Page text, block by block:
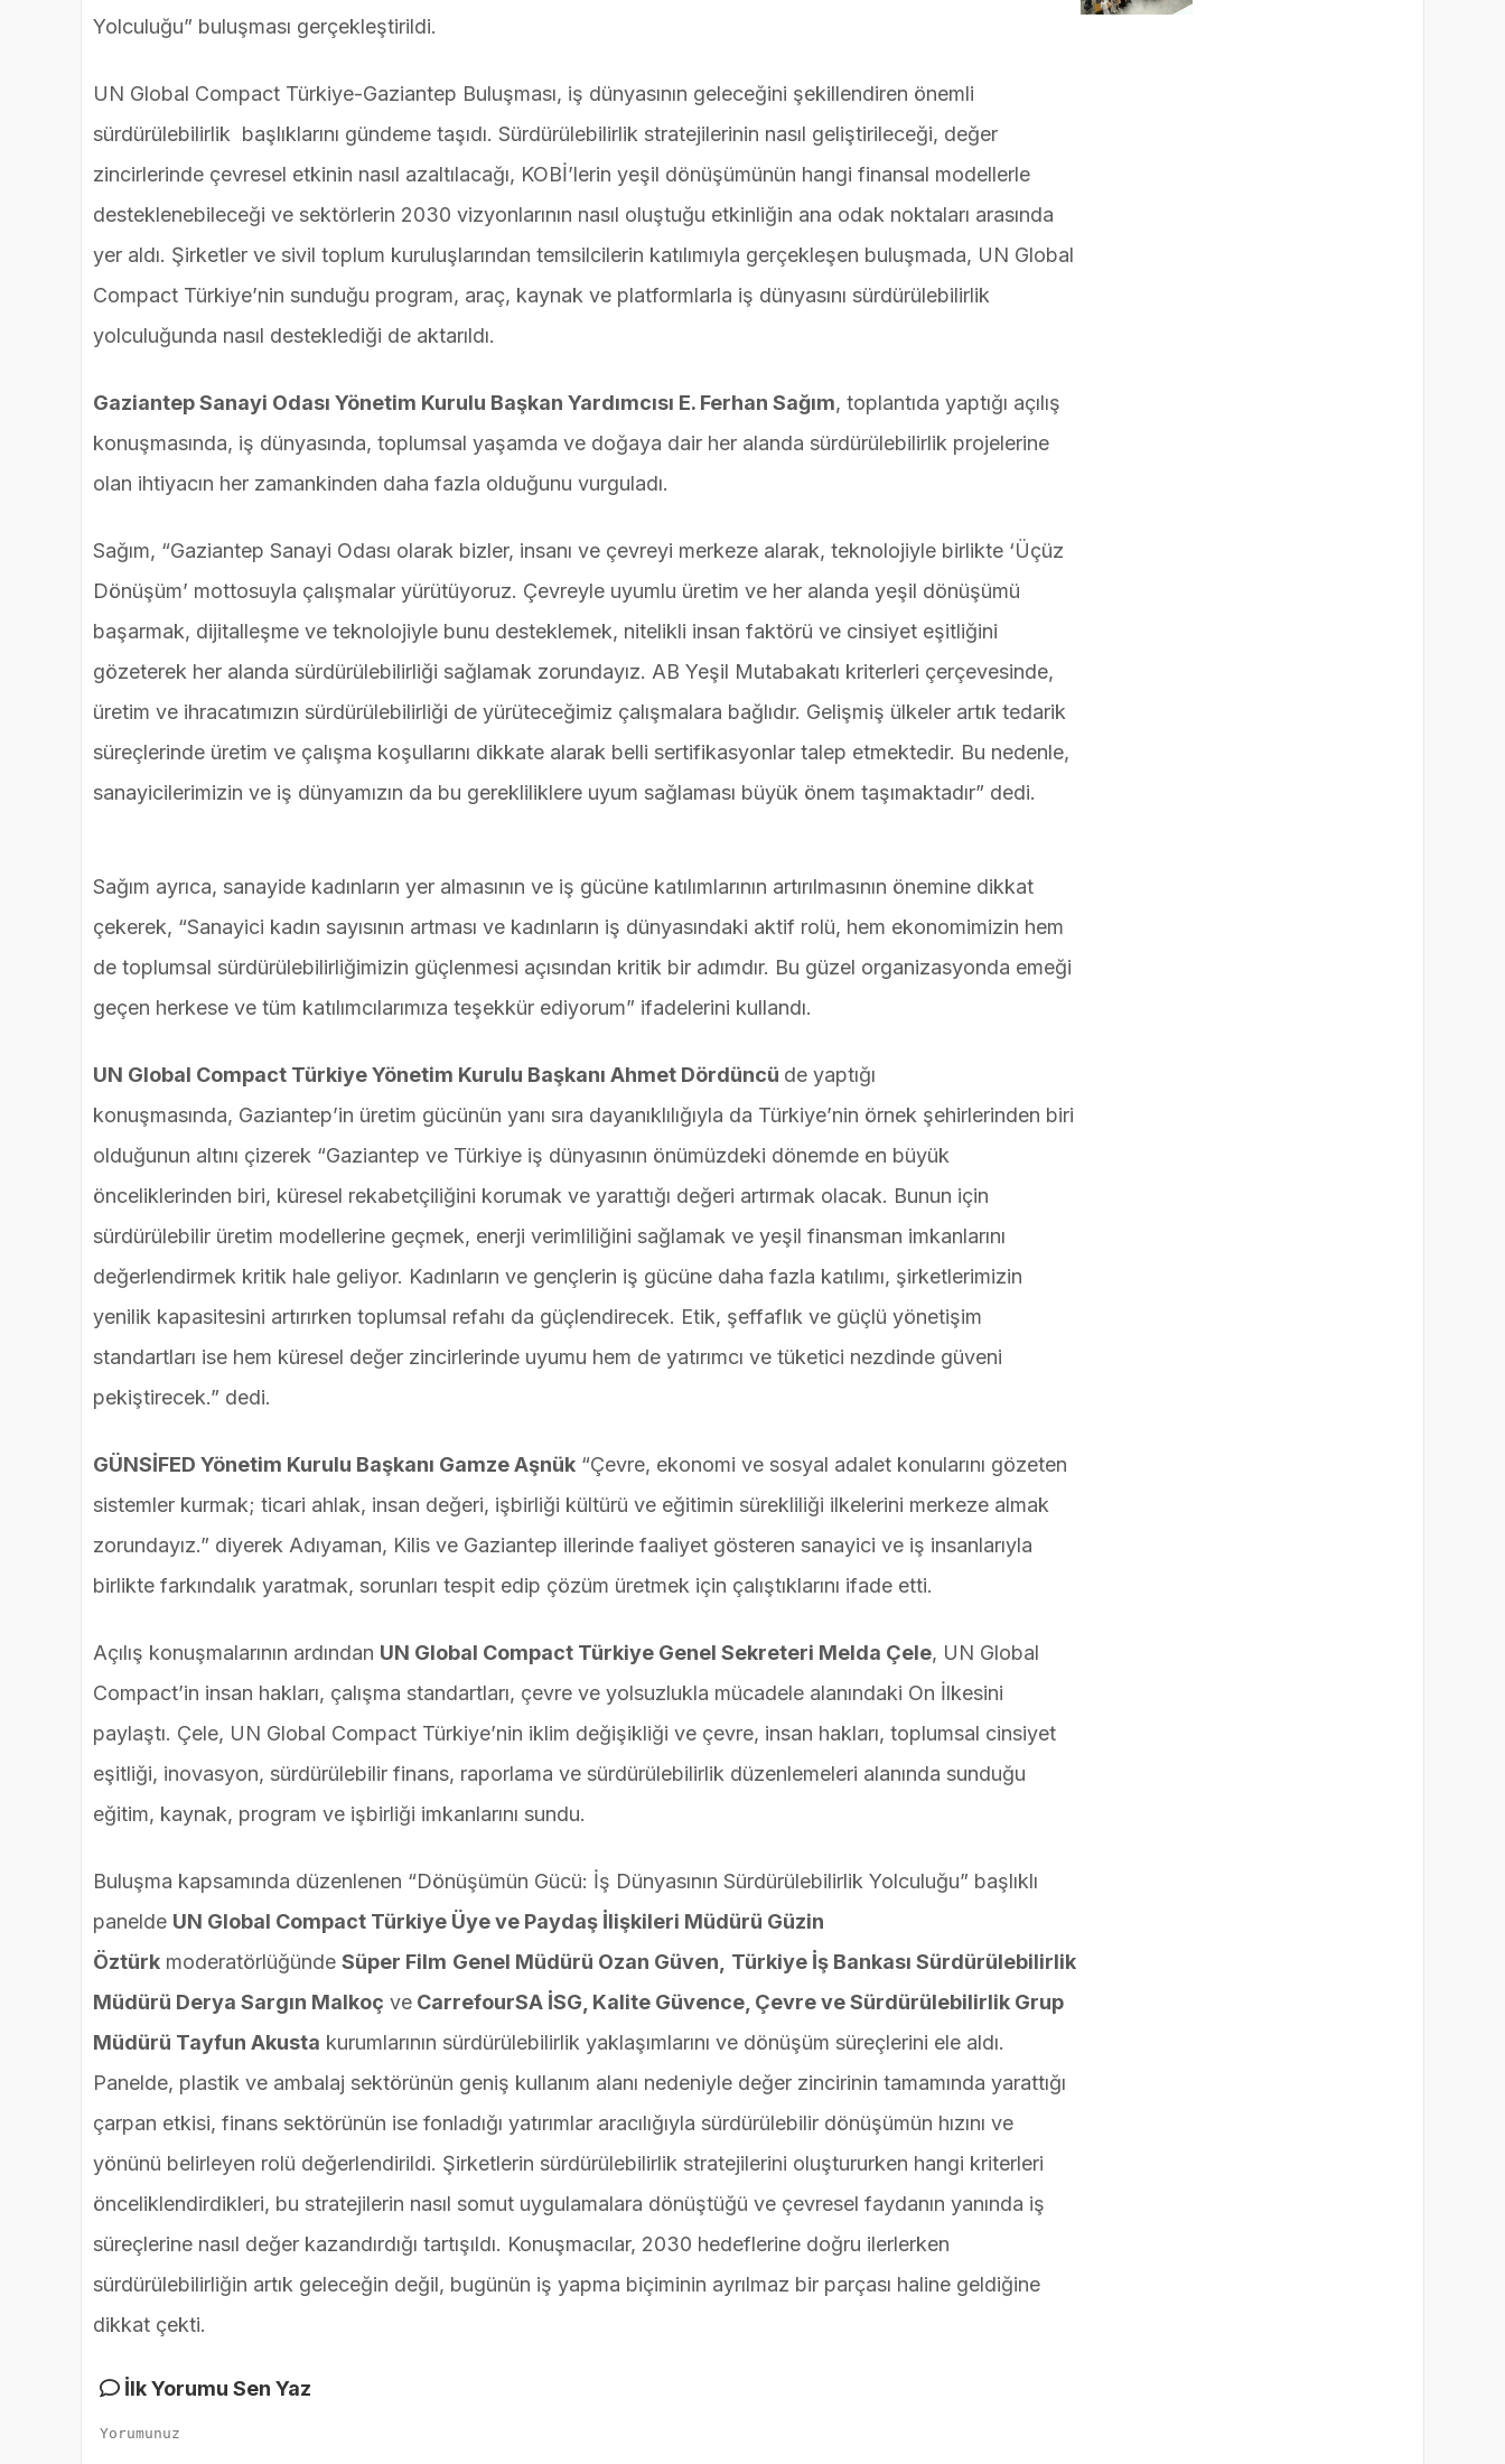
Yolculuğu” buluşması gerçekleştirildi.
UN Global Compact Türkiye-Gaziantep Buluşması, iş dünyasının geleceğini şekillendiren önemli
sürdürülebilirlik başlıklarını gündeme taşıdı. Sürdürülebilirlik stratejilerinin nasıl geliştirileceği, değer
zincirlerinde çevresel etkinin nasıl azaltılacağı, KOBİ’lerin yeşil dönüşümünün hangi finansal modellerle
desteklenebileceği ve sektörlerin 2030 vizyonlarının nasıl oluştuğu etkinliğin ana odak noktaları arasında
yer aldı. Şirketler ve sivil toplum kuruluşlarından temsilcilerin katılımıyla gerçekleşen buluşmada, UN Global
Compact Türkiye’nin sunduğu program, araç, kaynak ve platformlarla iş dünyasını sürdürülebilirlik
yolculuğunda nasıl desteklediği de aktarıldı.
Gaziantep Sanayi Odası Yönetim Kurulu Başkan Yardımcısı E. Ferhan Sağım, toplantıda yaptığı açılış
konuşmasında, iş dünyasında, toplumsal yaşamda ve doğaya dair her alanda sürdürülebilirlik projelerine
olan ihtiyacın her zamankinden daha fazla olduğunu vurguladı.
Sağım, “Gaziantep Sanayi Odası olarak bizler, insanı ve çevreyi merkeze alarak, teknolojiyle birlikte ‘Üçüz
Dönüşüm’ mottosuyla çalışmalar yürütüyoruz. Çevreyle uyumlu üretim ve her alanda yeşil dönüşümü
başarmak, dijitalleşme ve teknolojiyle bunu desteklemek, nitelikli insan faktörü ve cinsiyet eşitliğini
gözeterek her alanda sürdürülebilirliği sağlamak zorundayız. AB Yeşil Mutabakatı kriterleri çerçevesinde,
üretim ve ihracatımızın sürdürülebilirliği de yürüteceğimiz çalışmalara bağlıdır. Gelişmiş ülkeler artık tedarik
süreçlerinde üretim ve çalışma koşullarını dikkate alarak belli sertifikasyonlar talep etmektedir. Bu nedenle,
sanayicilerimizin ve iş dünyamızın da bu gerekliliklere uyum sağlaması büyük önem taşımaktadır” dedi.
Sağım ayrıca, sanayide kadınların yer almasının ve iş gücüne katılımlarının artırılmasının önemine dikkat
çekerek, “Sanayici kadın sayısının artması ve kadınların iş dünyasındaki aktif rolü, hem ekonomimizin hem
de toplumsal sürdürülebilirliğimizin güçlenmesi açısından kritik bir adımdır. Bu güzel organizasyonda emeği
geçen herkese ve tüm katılımcılarımıza teşekkür ediyorum” ifadelerini kullandı.
UN Global Compact Türkiye Yönetim Kurulu Başkanı Ahmet Dördüncü de yaptığı
konuşmasında, Gaziantep’in üretim gücünün yanı sıra dayanıklılığıyla da Türkiye’nin örnek şehirlerinden biri
olduğunun altını çizerek “Gaziantep ve Türkiye iş dünyasının önümüzdeki dönemde en büyük
önceliklerinden biri, küresel rekabetçiliğini korumak ve yarattığı değeri artırmak olacak. Bunun için
sürdürülebilir üretim modellerine geçmek, enerji verimliliğini sağlamak ve yeşil finansman imkanlarını
değerlendirmek kritik hale geliyor. Kadınların ve gençlerin iş gücüne daha fazla katılımı, şirketlerimizin
yenilik kapasitesini artırırken toplumsal refahı da güçlendirecek. Etik, şeffaflık ve güçlü yönetişim
standartları ise hem küresel değer zincirlerinde uyumu hem de yatırımcı ve tüketici nezdinde güveni
pekiştirecek.” dedi.
GÜNSİFED Yönetim Kurulu Başkanı Gamze Aşnük “Çevre, ekonomi ve sosyal adalet konularını gözeten
sistemler kurmak; ticari ahlak, insan değeri, işbirliği kültürü ve eğitimin sürekliliği ilkelerini merkeze almak
zorundayız.” diyerek Adıyaman, Kilis ve Gaziantep illerinde faaliyet gösteren sanayici ve iş insanlarıyla
birlikte farkındalık yaratmak, sorunları tespit edip çözüm üretmek için çalıştıklarını ifade etti.
Açılış konuşmalarının ardından UN Global Compact Türkiye Genel Sekreteri Melda Çele, UN Global
Compact’in insan hakları, çalışma standartları, çevre ve yolsuzlukla mücadele alanındaki On İlkesini
paylaştı. Çele, UN Global Compact Türkiye’nin iklim değişikliği ve çevre, insan hakları, toplumsal cinsiyet
eşitliği, inovasyon, sürdürülebilir finans, raporlama ve sürdürülebilirlik düzenlemeleri alanında sunduğu
eğitim, kaynak, program ve işbirliği imkanlarını sundu.
Buluşma kapsamında düzenlenen “Dönüşümün Gücü: İş Dünyasının Sürdürülebilirlik Yolculuğu” başlıklı
panelde UN Global Compact Türkiye Üye ve Paydaş İlişkileri Müdürü Güzin
Öztürk moderatörlüğünde Süper Film Genel Müdürü Ozan Güven, Türkiye İş Bankası Sürdürülebilirlik
Müdürü Derya Sargın Malkoç ve CarrefourSA İSG, Kalite Güvence, Çevre ve Sürdürülebilirlik Grup
Müdürü Tayfun Akusta kurumlarının sürdürülebilirlik yaklaşımlarını ve dönüşüm süreçlerini ele aldı.
Panelde, plastik ve ambalaj sektörünün geniş kullanım alanı nedeniyle değer zincirinin tamamında yarattığı
çarpan etkisi, finans sektörünün ise fonladığı yatırımlar aracılığıyla sürdürülebilir dönüşümün hızını ve
yönünü belirleyen rolü değerlendirildi. Şirketlerin sürdürülebilirlik stratejilerini oluştururken hangi kriterleri
önceliklendirdikleri, bu stratejilerin nasıl somut uygulamalara dönüştüğü ve çevresel faydanın yanında iş
süreçlerine nasıl değer kazandırdığı tartışıldı. Konuşmacılar, 2030 hedeflerine doğru ilerlerken
sürdürülebilirliğin artık geleceğin değil, bugünün iş yapma biçiminin ayrılmaz bir parçası haline geldiğine
dikkat çekti.
İlk Yorumu Sen Yaz